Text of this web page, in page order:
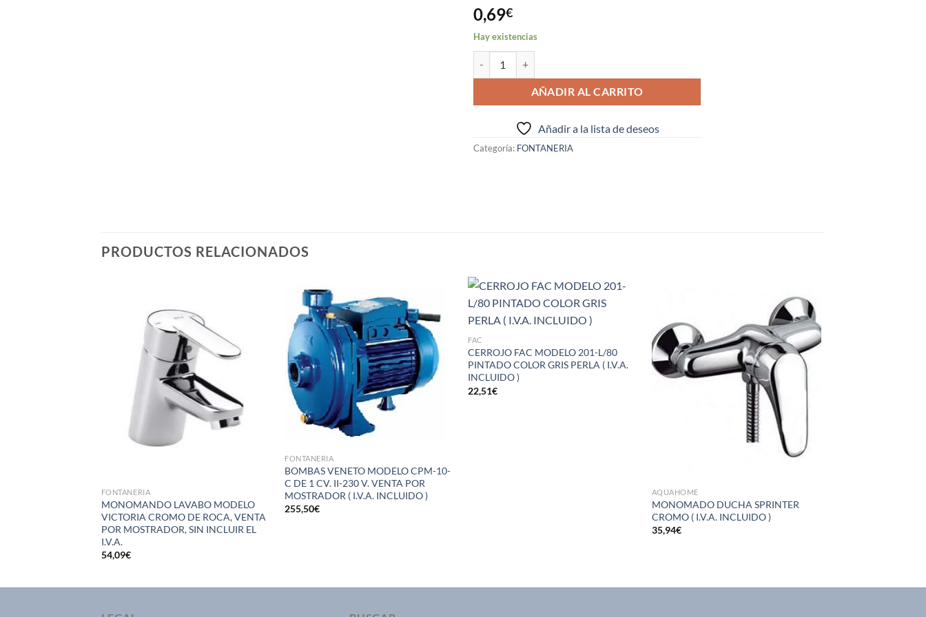
0,69€
Hay existencias
AÑADIR AL CARRITO
Añadir a la lista de deseos
Categoría: FONTANERIA
PRODUCTOS RELACIONADOS
deseos
FONTANERIA
MONOMANDO LAVABO MODELO
VICTORIA CROMO DE ROCA, VENTA
POR MOSTRADOR, SIN INCLUIR EL
I.V.A.
54,09€
Añadir
a la
lista de
deseos
FONTANERIA
BOMBAS VENETO MODELO CPM-10-
C DE 1 CV. II-230 V. VENTA POR
MOSTRADOR ( I.V.A. INCLUIDO )
255,50€
FAC
CERROJO FAC MODELO 201-L/80
PINTADO COLOR GRIS PERLA ( I.V.A.
INCLUIDO )
22,51€
Añadir
a la
lista de
deseos
AQUAHOME
MONOMADO DUCHA SPRINTER
CROMO ( I.V.A. INCLUIDO )
35,94€